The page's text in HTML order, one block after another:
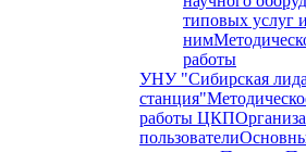
типовых услуг
ним
работы
УНУ "Сибирская
станция"
работы ЦКП
пользователи